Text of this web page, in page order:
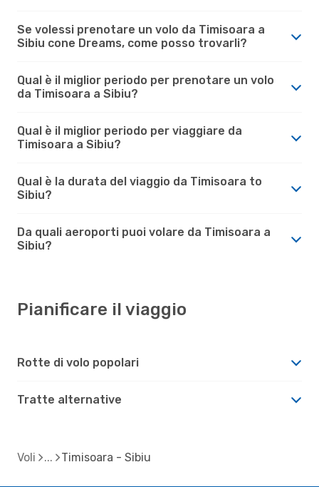
Se volessi prenotare un volo da Timisoara a
Sibiu cone Dreams, come posso trovarli?
Qual è il miglior periodo per prenotare un volo
da Timisoara a Sibiu?
Qual è il miglior periodo per viaggiare da
Timisoara a Sibiu?
Qual è la durata del viaggio da Timisoara to
Sibiu?
Da quali aeroporti puoi volare da Timisoara a
Sibiu?
Pianificare il viaggio
Rotte di volo popolari
Tratte alternative
Voli Timisoara - Sibiu